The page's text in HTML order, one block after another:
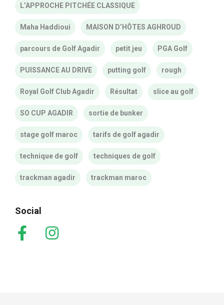
L’APPROCHE PITCHÉE CLASSIQUE
Maha Haddioui MAISON D’HÔTES AGHROUD
parcours de Golf Agadir petit jeu PGA Golf
PUISSANCE AU DRIVE putting golf rough
Royal Golf Club Agadir Résultat slice au golf
SO CUP AGADIR sortie de bunker
stage golf maroc tarifs de golf agadir
technique de golf techniques de golf
trackman agadir trackman maroc
Social